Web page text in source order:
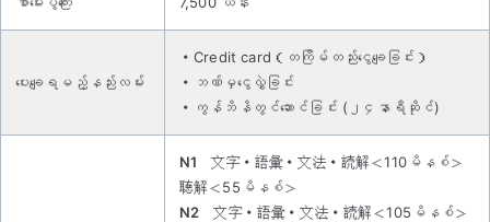
ပေးချေရမည့်နည်းလမ်း
・Credit card（တကြိမ်တည်းငွေချေခြင်း）
・ဘဏ်မှငွေလွှဲခြင်း
・ကွန်ဘိနိတွင်ဆောင်ခြင်း (၂၄နာရီဆိုင်)
N1 文字・語彙・文法・読解＜110မိနစ်＞
聴解＜55မိနစ်＞
N2 文字・語彙・文法・読解＜105မိနစ်＞